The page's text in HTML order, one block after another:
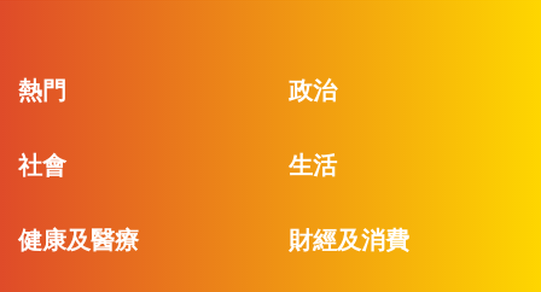
熱門 政治
社會 生活
健康及醫療 財經及消費